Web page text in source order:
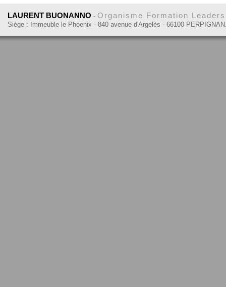
LAURENT BUONANNO - Organisme Formation
Siège : Immeuble le Phoenix - 840 avenue d'Argelès - 66100